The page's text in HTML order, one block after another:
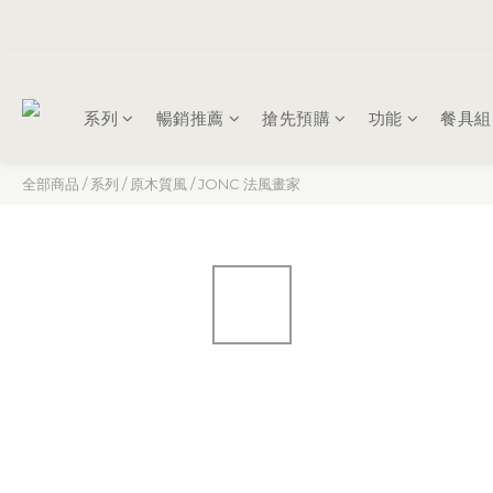
系列 暢銷推薦 搶先預購 功能 餐具組
全部商品 /系列 / 原木質風 /JONC 法風畫家